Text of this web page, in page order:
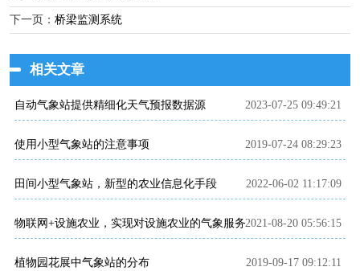
下一页： 桥梁监测系统
相关文章
自动气象站提供精细化天气预报数据源 2023-07-25 09:49:21
使用小型气象站的注意事项 2019-07-24 08:29:23
田间小型气象站，新型的农业信息化手段 2022-06-02 11:17:09
物联网+设施农业，实现对设施农业的气象服务2021-08-20 05:56:15
植物园花展中气象站的分布 2019-09-17 09:12:11